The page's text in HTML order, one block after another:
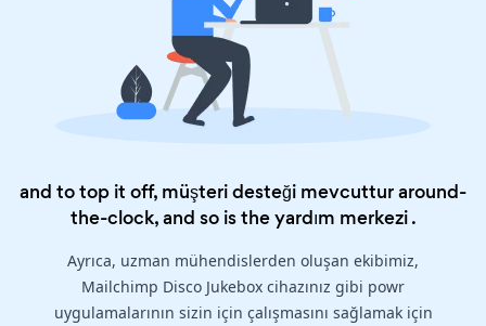
and to top it off, müşteri desteği mevcuttur around-
the-clock, and so is theyardım merkezi.
Ayrıca, uzman mühendislerden oluşan ekibimiz,
Mailchimp Disco Jukebox cihazınız gibi powr
uygulamalarının sizin için çalışmasını sağlamak için